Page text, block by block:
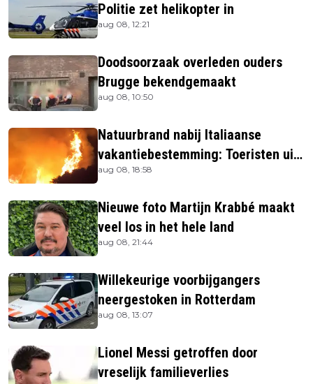
Politie zet helikopter in
aug 08, 12:21
Doodsoorzaak overleden ouders
Brugge bekendgemaakt
aug 08, 10:50
Natuurbrand nabij Italiaanse
vakantiebestemming: Toeristen uit
verblijven gehaald
aug 08, 18:58
Nieuwe foto Martijn Krabbé maakt
veel los in het hele land
aug 08, 21:44
Willekeurige voorbijgangers
neergestoken in Rotterdam
aug 08, 13:07
Lionel Messi getroffen door
vreselijk familieverlies